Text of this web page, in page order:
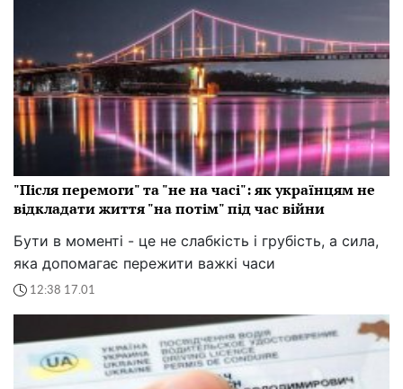
"Після перемоги" та "не на часі": як українцям не
відкладати життя "на потім" під час війни
Бути в моменті - це не слабкість і грубість, а сила,
яка допомагає пережити важкі часи
12:38 17.01